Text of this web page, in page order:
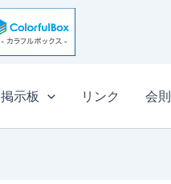
掲示板 リンク 会則